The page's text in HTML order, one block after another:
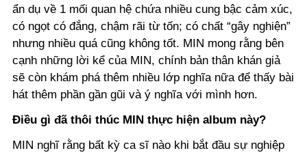
ẩn dụ về 1 mối quan hệ chứa nhiều cung bậc cảm xúc,
có ngọt có đắng, chậm rãi từ tốn; có chất “gây nghiện”
nhưng nhiều quá cũng không tốt. MIN mong rằng bên
cạnh những lời kể của MIN, chính bản thân khán giả
sẽ còn khám phá thêm nhiều lớp nghĩa nữa để thấy bài
hát thêm phần gần gũi và ý nghĩa với mình hơn.
Điều gì đã thôi thúc MIN thực hiện album này?
MIN nghĩ rằng bất kỳ ca sĩ nào khi bắt đầu sự nghiệp